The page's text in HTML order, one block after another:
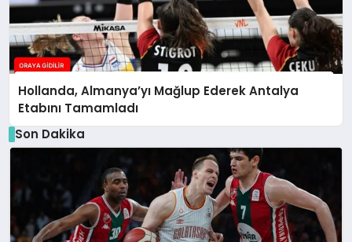
Hollanda, Almanya’yı Mağlup Ederek Antalya
Etabını Tamamladı
Son Dakika